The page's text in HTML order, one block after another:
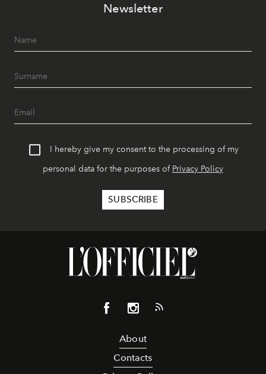
Newsletter
I hereby give my consent to the processing of my
personal data for the purposes of Privacy Policy
About
Contacts